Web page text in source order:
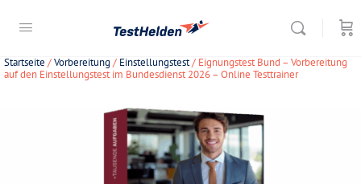
Startseite /Vorbereitung / Einstellungstest/ Eignungstest Bund – Vorbereitung
auf den Einstellungstest im Bundesdienst 2026 – Online Testtrainer